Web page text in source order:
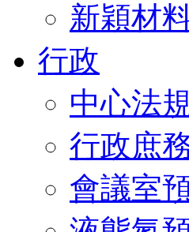
新穎材
行政
中心法
行政庶
會議室